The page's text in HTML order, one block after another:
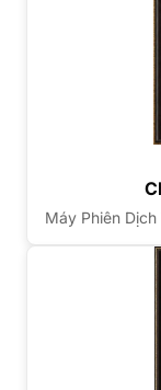
Máy Phiên